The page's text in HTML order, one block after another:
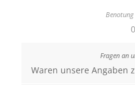
Waren unsere Angaben